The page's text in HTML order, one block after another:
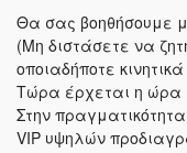
Θα σας βοηθήσουμε
(Μη διστάσετε να
οποιαδήποτε
Τώρα έρχεται η ώρα
Στην
VIP υψηλών